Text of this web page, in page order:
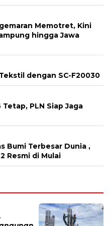
Memotret, Kini
hingga Jawa
dengan SC-F20030
PLN Siap Jaga
Bumi Terbesar Dunia ,
Resmi di Mulai